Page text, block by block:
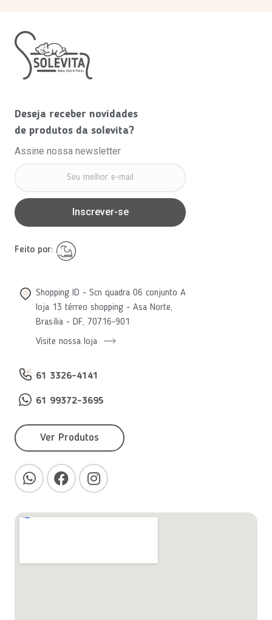
Deseja receber novidades
de produtos da solevita?
Assine nossa newsletter
Inscrever-se
Feito por:
Shopping ID - Scn quadra 06 conjunto A
loja 13 térreo shopping - Asa Norte,
Brasília - DF, 70716-901
Visite nossa loja
61 3326-4141
61 99372-3695
Ver Produtos